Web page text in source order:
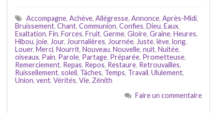
Accompagne, Achève, Allégresse, Annonce, Après-Midi,
Bruissement, Chant, Communion, Confies, Dieu, Eaux,
Exaltation, Fin, Forces, Fruit, Germe, Gloire, Graine, Heures,
Hibou, joie, Jour, Journalières, Journée, Juste, lève, long,
Louer, Merci, Nourrit, Nouveau, Nouvelle, nuit, Nuitée,
oiseaux, Pain, Parole, Partage, Préparée, Prometteuse,
Remerciement, Repas, Repos, Restaure, Retrouvailles,
Ruissellement, soleil, Tâches, Temps, Travail, Ululement,
Union, vent, Vérités, Vie, Zénith
Faire un commentaire